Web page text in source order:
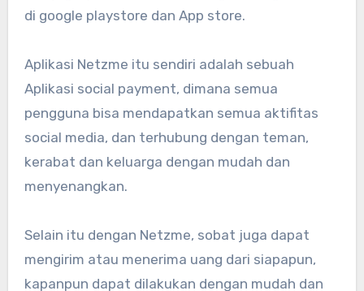
di google playstore dan App store.
Aplikasi Netzme itu sendiri adalah sebuah
Aplikasi social payment, dimana semua
pengguna bisa mendapatkan semua aktifitas
social media, dan terhubung dengan teman,
kerabat dan keluarga dengan mudah dan
menyenangkan.
Selain itu dengan Netzme, sobat juga dapat
mengirim atau menerima uang dari siapapun,
kapanpun dapat dilakukan dengan mudah dan